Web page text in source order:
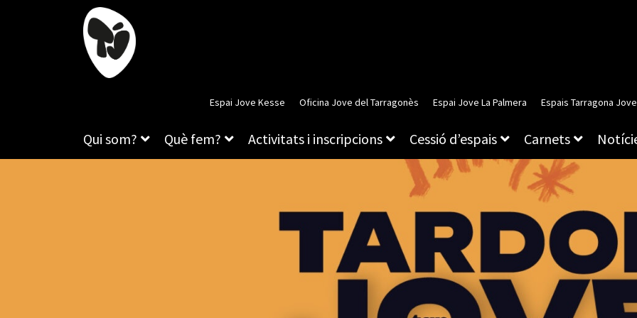
Espai Jove Kesse Oficina Jove del Tarragonès Espai Jove La Palmera Espais Tarragona Jove
Qui som? Què fem? Activitats i inscripcions Cessió d’espais Carnets